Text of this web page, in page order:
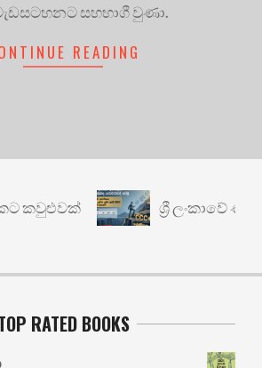
සහභාගී වුණා.
READING
කවුළුවක් ශ්‍රී ලංකාවේ ණය
RATED BOOKS